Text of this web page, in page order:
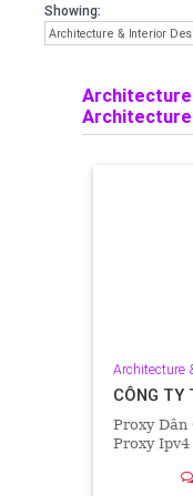
Showing:
Architecture & Interior
Architecture
CÔNG TY
Proxy Dân
Proxy